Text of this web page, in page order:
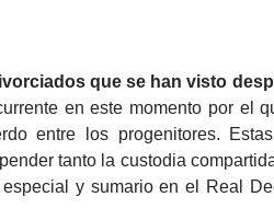
que se han visto
en este momento por el
entre los progenitores.
tanto la custodia
y sumario en el Real